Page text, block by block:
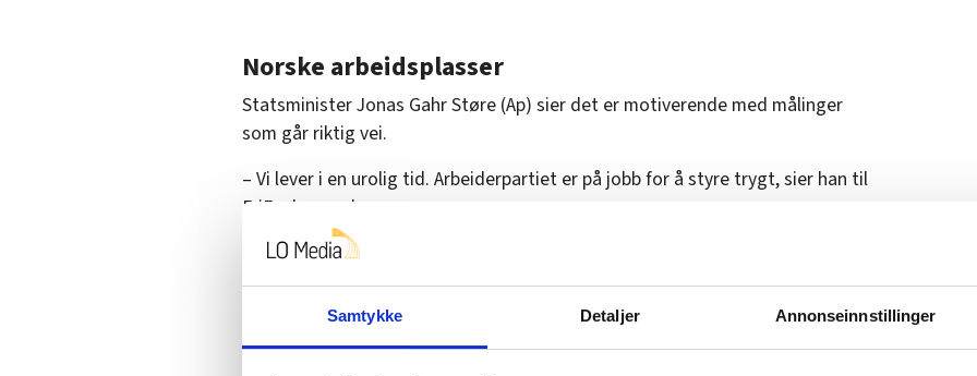
Samtykke Detaljer Annonseinnstillinger
Norske arbeidsplasser
Statsminister Jonas Gahr Støre (Ap) sier det er motiverende med målinger
som går riktig vei.
– Vi lever i en urolig tid. Arbeiderpartiet er på jobb for å styre trygt, sier han til
FriFagbevegelse.
Og legger til:
råd, barna våre skal lære mer og bedre i skolen, vi skal få ned ventetidene i
sykehusene, få flere i arbeid og bekjempe kriminalitet og vold.